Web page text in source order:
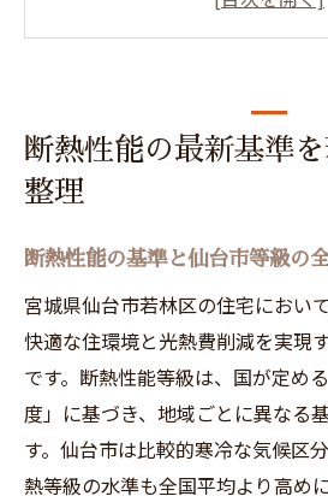
せんだい健幸省エネ住宅
要件
等級ごとに見る断熱性能の違
仙台市断熱等級による快
断熱性能が変わると体
断熱性能の違いが光熱
等級6や7で得られる断
暮らしやすさは断熱等級にど
断熱性能の向上が室温の
断熱性能の最新基準
整理
断熱性能の基準と仙台市等級の
宮城県仙台市若林区の住宅におい
快適な住環境と光熱費削減を実現
です。断熱性能等級は、国が定め
度」に基づき、地域ごとに異なる
す。仙台市は比較的寒冷な気候区
熱等級の水準も全国平均より高め